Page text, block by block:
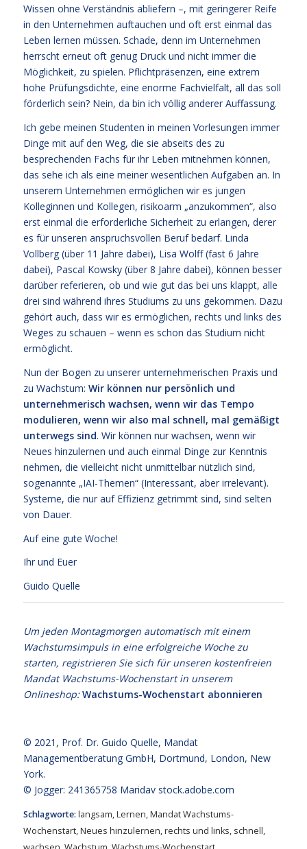
Wissen ohne Verständnis abliefern –, mit geringerer Reife
in den Unternehmen auftauchen und oft erst einmal das
Leben lernen müssen. Schade, denn im Unternehmen
herrscht erneut oft genug Druck und nicht immer die
Möglichkeit, zu spielen. Pflichtpräsenzen, eine extrem
hohe Prüfungsdichte, eine enorme Fachvielfalt, all das soll
förderlich sein? Nein, da bin ich völlig anderer Auffassung.
Ich gebe meinen Studenten in meinen Vorlesungen immer
Dinge mit auf den Weg, die sie abseits des zu
besprechenden Fachs für ihr Leben mitnehmen können,
das sehe ich als eine meiner wesentlichen Aufgaben an. In
unserem Unternehmen ermöglichen wir es jungen
Kolleginnen und Kollegen, risikoarm „anzukommen“, also
erst einmal die erforderliche Sicherheit zu erlangen, derer
es für unseren anspruchsvollen Beruf bedarf. Linda
Vollberg (über 11 Jahre dabei), Lisa Wolff (fast 6 Jahre
dabei), Pascal Kowsky (über 8 Jahre dabei), können besser
darüber referieren, ob und wie gut das bei uns klappt, alle
drei sind während ihres Studiums zu uns gekommen. Dazu
gehört auch, dass wir es ermöglichen, rechts und links des
Weges zu schauen – wenn es schon das Studium nicht
ermöglicht.
Nun der Bogen zu unserer unternehmerischen Praxis und
zu Wachstum: Wir können nur persönlich und
unternehmerisch wachsen, wenn wir das Tempo
modulieren, wenn wir also mal schnell, mal gemäßigt
unterwegs sind. Wir können nur wachsen, wenn wir
Neues hinzulernen und auch einmal Dinge zur Kenntnis
nehmen, die vielleicht nicht unmittelbar nützlich sind,
sogenannte „IAI-Themen“ (Interessant, aber irrelevant).
Systeme, die nur auf Effizienz getrimmt sind, sind selten
von Dauer.
Auf eine gute Woche!
Ihr und Euer
Guido Quelle
Um jeden Montagmorgen automatisch mit einem
Wachstumsimpuls in eine erfolgreiche Woche zu
starten, registrieren Sie sich für unseren kostenfreien
Mandat Wachstums-Wochenstart in unserem
Onlineshop:Wachstums-Wochenstart abonnieren
© 2021, Prof. Dr. Guido Quelle, Mandat
Managementberatung GmbH, Dortmund, London, New
York.
© Jogger: 241365758 Maridav stock.adobe.com
Schlagworte: langsam,Lernen,Mandat Wachstums-
Wochenstart,Neues hinzulernen,rechts und links, schnell,